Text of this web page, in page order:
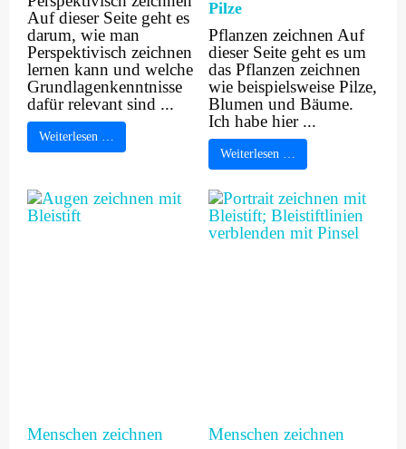
Auf dieser Seite geht es
darum, wie man
Perspektivisch zeichnen
lernen kann und welche
Grundlagenkenntnisse
dafür relevant sind ...
Weiterlesen …
Pilze
Pflanzen zeichnen Auf
dieser Seite geht es um
das Pflanzen zeichnen
wie beispielsweise Pilze,
Blumen und Bäume.
Ich habe hier ...
Weiterlesen …
Menschen zeichnen Menschen zeichnen